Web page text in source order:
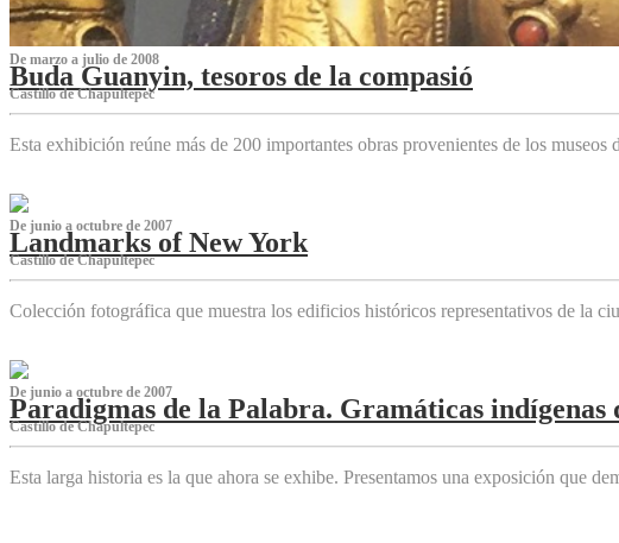
De marzo a julio de 2008
Buda Guanyin, tesoros de la compasió
Castillo de Chapultepec
Esta exhibición reúne más de 200 importantes obras provenientes de los
De junio a octubre de 2007
Landmarks of New York
Castillo de Chapultepec
Colección fotográfica que muestra los edificios históricos representativos de la
De junio a octubre de 2007
Paradigmas de la Palabra. Gramáticas
Castillo de Chapultepec
Esta larga historia es la que ahora se exhibe. Presentamos una exposición que